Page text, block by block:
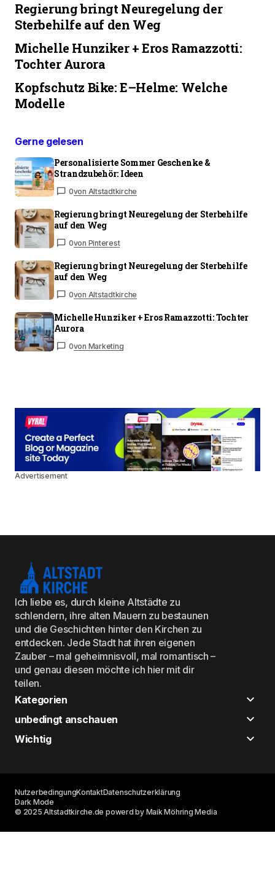
Regierung bringt Neuregelung der
Sterbehilfe auf den Weg
Michelle Hunziker + Eros Ramazzotti:
Tochter Aurora
Kopfschutz Bike: E–Helme: Welche
Modelle
Gerne gelesen
Personalisierte Sommer Geschenke &
Strandzubehör: Ideen
0von Altstadtkirche
Regierung bringt Neuregelung der Sterbehilfe
auf den Weg
0von Pinterest
Regierung bringt Neuregelung der Sterbehilfe
auf den Weg
0von Altstadtkirche
Michelle Hunziker + Eros Ramazzotti: Tochter
Aurora
0von Marketing
Advertisement
Ich liebe es, durch kleine Altstädte zu
schlendern, ihre alten Mauern zu bestaunen
und die Geschichten hinter den Kirchen zu
entdecken. Jede Stadt hat ihren eigenen
Zauber – mal geheimnisvoll, mal romantisch –
und genau diesen möchte ich hier mit dir
teilen.
Kategorien
unbedingt anschauen
Wichtig
© 2025 Altstadtkirche.de powerd by Maik Möhring Media
NutzerbedingungKontaktDatenschutzerklärung
Dark Mode